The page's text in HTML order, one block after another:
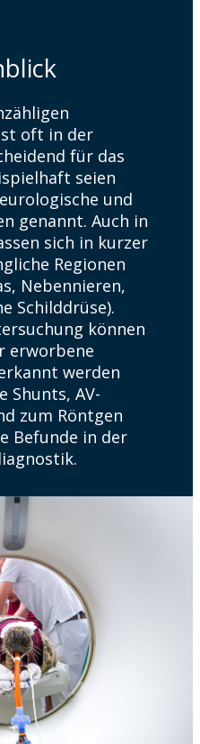
oft in der
für das
seien
und
genannt. Auch in
sich in kurzer
Regionen
Nebennieren,
Schilddrüse).
können
erworbene
werden
Shunts, AV-
zum Röntgen
Befunde in der